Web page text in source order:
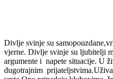
Divlje svinje su
vjerne. Divlje svinje su ljubitelji
argumente i napete situacije. U
dugotrajnim